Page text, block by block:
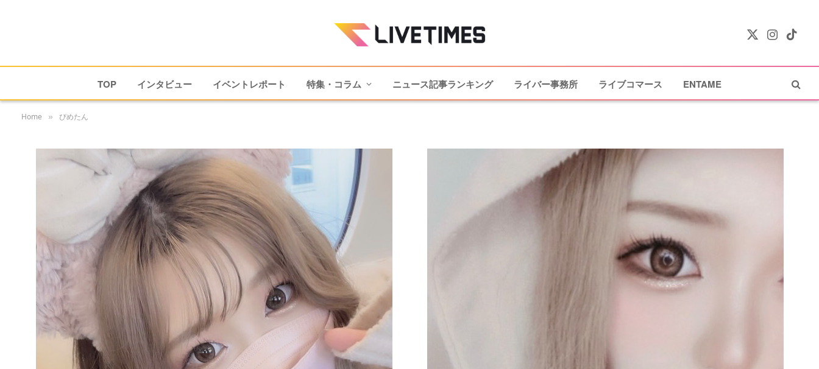
X
Instagram
TikTok
TOP インタビュー イベントレポート 特集・コラム ニュース記事ランキング ライバー事務所 ライブコマース ENTAME
Home » ぴめたん